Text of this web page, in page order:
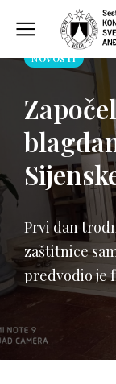
NOVOSTI
Prvi dan
zaštitnice
predvodio je